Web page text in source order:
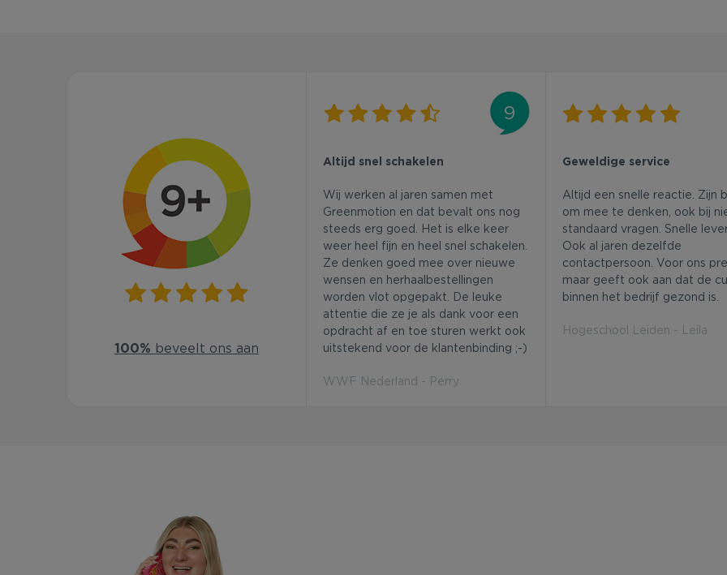
100% beveelt ons aan
9
Altijd snel schakelen
Wij werken al jaren samen met
Greenmotion en dat bevalt ons nog
steeds erg goed. Het is elke keer
weer heel fijn en heel snel schakelen.
Ze denken goed mee over nieuwe
wensen en herhaalbestellingen
worden vlot opgepakt. De leuke
attentie die ze je als dank voor een
opdracht af en toe sturen werkt ook
uitstekend voor de klantenbinding ;-)
WWF Nederland - Perry
Geweldige service
Altijd een snelle reactie. Zijn
om mee te denken, ook bij
standaard vragen. Snelle
Ook al jaren dezelfde
contactpersoon. Voor ons
maar geeft ook aan dat de
binnen het bedrijf gezond is.
Hogeschool Leiden - Leila